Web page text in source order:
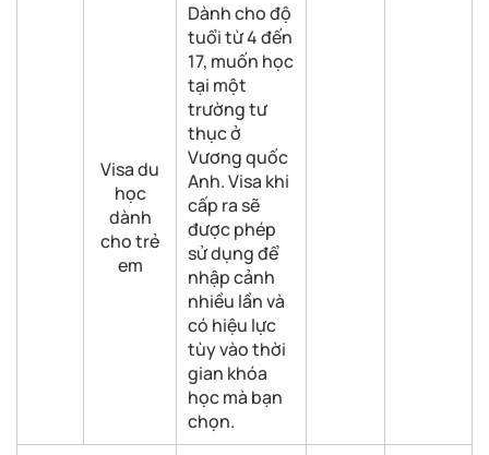
Visa du
học
dành
cho trẻ
em
Dành cho độ
tuổi từ 4 đến
17, muốn học
tại một
trường tư
thục ở
Vương quốc
Anh. Visa khi
cấp ra sẽ
được phép
sử dụng để
nhập cảnh
nhiều lần và
có hiệu lực
tùy vào thời
gian khóa
học mà bạn
chọn.